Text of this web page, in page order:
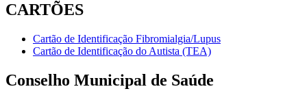
CARTÕES
Cartão de Identificação Fibromialgia/Lupus
Cartão de Identificação do Autista (TEA)
Conselho Municipal de Saúde